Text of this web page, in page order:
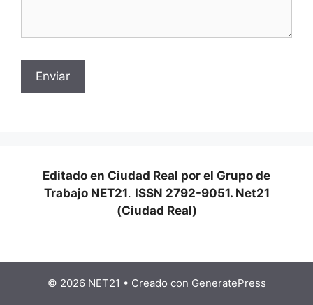
Editado en Ciudad Real por el Grupo de
Trabajo NET21. ISSN 2792-9051. Net21
(Ciudad Real)
© 2026 NET21 • Creado con GeneratePress